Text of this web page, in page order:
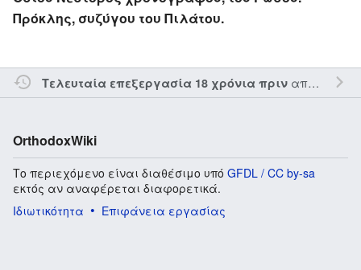
Πρόκλης, συζύγου του Πιλάτου.
Τελευταία επεξεργασία 18 χρόνια πριναπό τον την
OrthodoxWiki
Το περιεχόμενο είναι διαθέσιμο υπό GFDL / CC by-sa
εκτός αν αναφέρεται διαφορετικά.
Ιδιωτικότητα
Επιφάνεια εργασίας